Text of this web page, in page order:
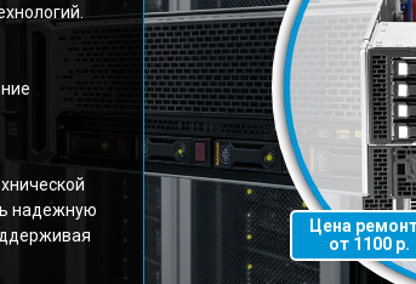
надежную
Цена
от 1100 р.